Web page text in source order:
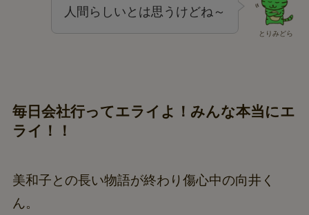
とりみどら
人間らしいとは思うけどね～
毎日会社行ってエライよ！みんな本当にエ
ライ！！
美和子との長い物語が終わり傷心中の向井く
ん。